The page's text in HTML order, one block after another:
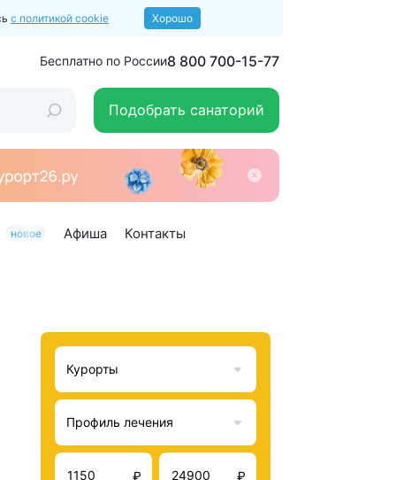
с политикой cookie Хорошо
Бесплатно по России8 800 700-15-77
Подобрать санаторий
новое Афиша Контакты
Курорты
Профиль лечения
₽ ₽